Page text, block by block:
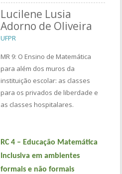
Lucilene Lusia
Adorno de Oliveira
UFPR
MR 9: O Ensino de Matemática
para além dos muros da
instituição escolar: as classes
para os privados de liberdade e
as classes hospitalares.
RC 4 – Educação Matemática
Inclusiva em ambientes
formais e não formais